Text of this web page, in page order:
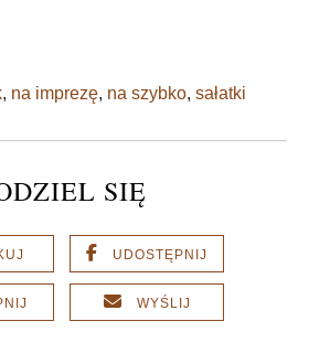
, na imprezę, na szybko, sałatki
SIĘ
UDOSTĘPNIJ
WYŚLIJ